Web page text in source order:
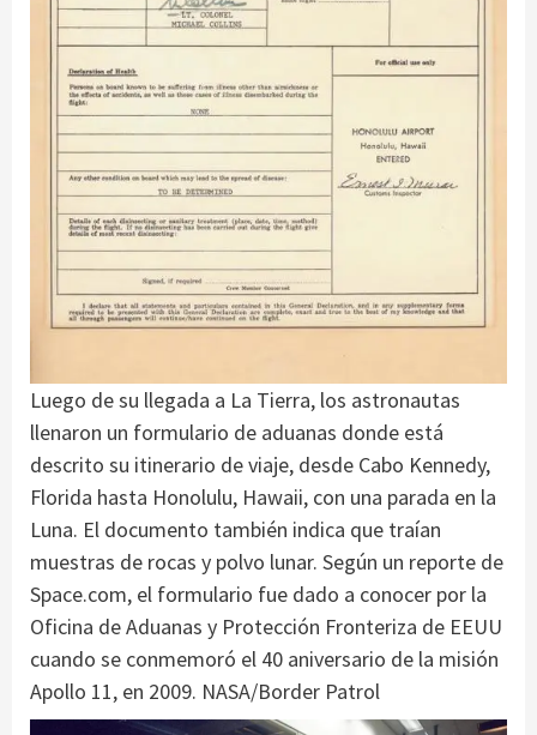
Luego de su llegada a La Tierra, los astronautas
llenaron un formulario de aduanas donde está
descrito su itinerario de viaje, desde Cabo Kennedy,
Florida hasta Honolulu, Hawaii, con una parada en la
Luna. El documento también indica que traían
muestras de rocas y polvo lunar. Según un reporte de
Space.com, el formulario fue dado a conocer por la
Oficina de Aduanas y Protección Fronteriza de EEUU
cuando se conmemoró el 40 aniversario de la misión
Apollo 11, en 2009. NASA/Border Patrol